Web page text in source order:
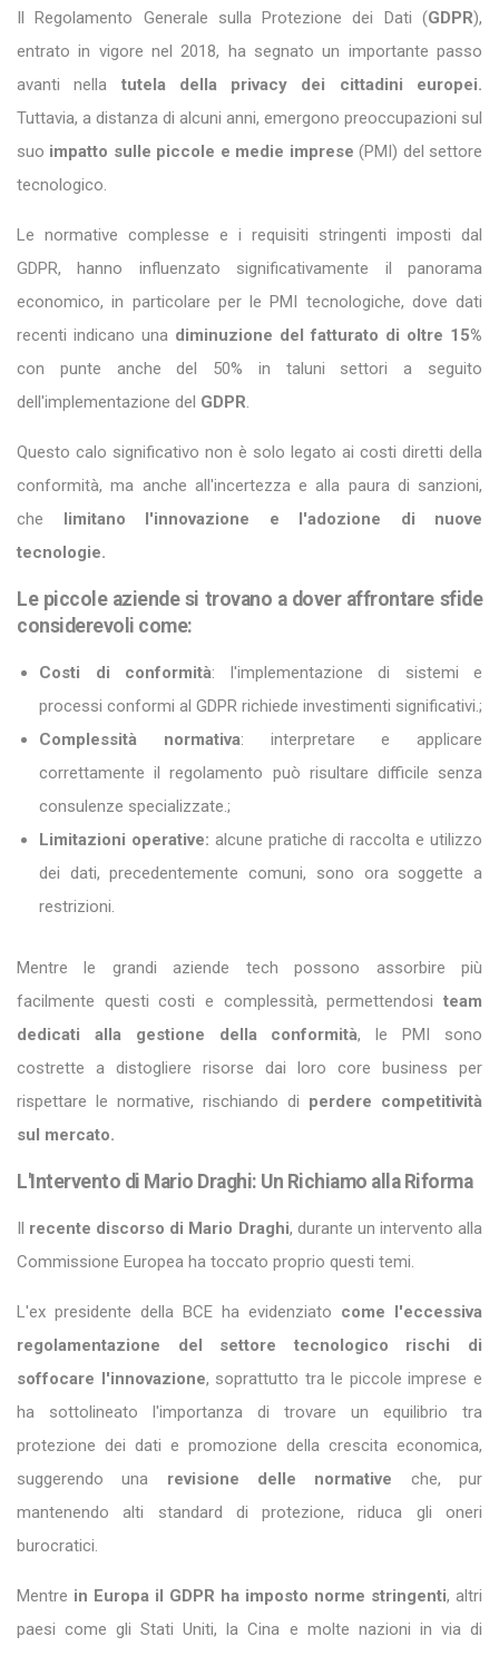
Il Regolamento Generale sulla Protezione dei Dati (GDPR),
entrato in vigore nel 2018, ha segnato un importante passo
avanti nella tutela della privacy
dei cittadini europei.
Tuttavia, a distanza di alcuni anni, emergono preoccupazioni sul
suo impatto sulle piccole e medie imprese (PMI) del settore
tecnologico.
Le normative complesse e i requisiti stringenti imposti dal
GDPR, hanno influenzato significativamente il panorama
economico, in particolare per le PMI tecnologiche, dove dati
recenti indicano una diminuzione del fatturato di oltre 15%
con punte anche del 50% in taluni settori a seguito
dell'implementazione del GDPR.
Questo calo significativo non è solo legato ai costi diretti della
conformità, ma anche all'incertezza e alla paura di sanzioni,
che limitano l'innovazione e l'adozione di nuove
tecnologie.
Le piccole aziende si trovano a dover affrontare sfide
considerevoli come:
Costi di conformità: l'implementazione di sistemi e
processi conformi al GDPR richiede investimenti significativi.;
Complessità normativa: interpretare e applicare
correttamente il regolamento può risultare difficile senza
consulenze specializzate.;
Limitazioni operative: alcune pratiche di raccolta e utilizzo
dei dati, precedentemente comuni, sono ora soggette a
restrizioni.
Mentre le grandi aziende tech possono assorbire più
facilmente questi costi e complessità, permettendosi team
dedicati alla gestione della conformità, le PMI sono
costrette a distogliere risorse dai loro core business per
rispettare le normative, rischiando di perdere competitività
sul mercato.
L'Intervento di Mario Draghi: Un Richiamo alla Riforma
Il recente discorso di Mario Draghi, durante un intervento alla
Commissione Europea ha toccato proprio questi temi.
L'ex presidente della BCE ha evidenziato come l'eccessiva
regolamentazione del settore tecnologico rischi di
soffocare l'innovazione, soprattutto tra le piccole imprese e
ha sottolineato l'importanza di trovare un equilibrio tra
protezione dei dati e promozione della crescita economica,
suggerendo una revisione delle normative che, pur
mantenendo alti standard di protezione, riduca gli oneri
burocratici.
Mentre in Europa il GDPR ha imposto norme stringenti, altri
paesi come gli Stati Uniti, la Cina e molte nazioni in via di